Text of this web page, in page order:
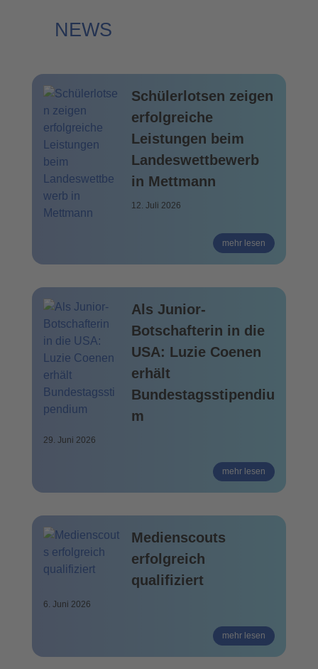
NEWS
Schülerlotsen zeigen
erfolgreiche
Leistungen beim
Landeswettbewerb
in Mettmann
12. Juli 2026
mehr lesen
Als Junior-
Botschafterin in die
USA: Luzie Coenen
erhält
Bundestagsstipendiu
m
29. Juni 2026
mehr lesen
Medienscouts
erfolgreich
qualifiziert
6. Juni 2026
mehr lesen